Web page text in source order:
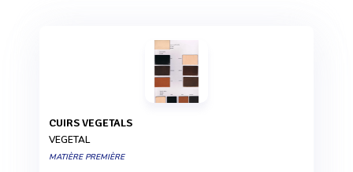
CUIRS VEGETALS
VEGETAL
MATIÈRE PREMIÈRE